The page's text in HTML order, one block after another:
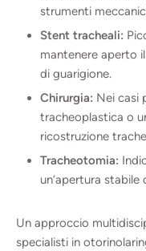
strumenti
Stent tracheali:
mantenere aperto
di guarigione.
Chirurgia: Nei casi
tracheoplastica o
ricostruzione
Tracheotomia:
un’apertura stabile
Un approccio
specialisti in